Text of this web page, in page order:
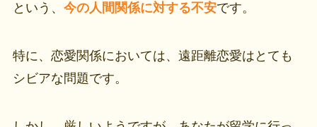
という、 今の人間関係に対する不安です。
特に、恋愛関係においては、遠距離恋愛はとても
シビアな問題です。